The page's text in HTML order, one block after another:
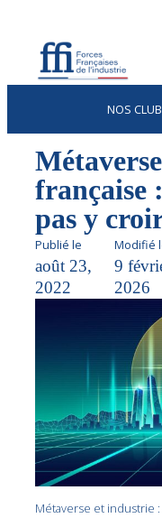
NOS
française
pas y
Publié le
août 23,
2022
Modifié
9
2026
Métaverse et industrie